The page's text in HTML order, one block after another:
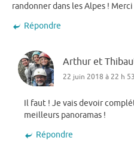
randonner dans les Alpes ! Merci
Répondre
Arthur et
22 juin 2018 à 22 h
Il faut ! Je vais devoir
meilleurs panoramas !
Répondre